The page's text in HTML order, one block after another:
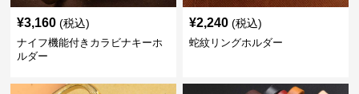
¥3,160 (税込)
ナイフ機能付きカラビナキーホ
ルダー
¥2,240 (税込)
蛇紋リングホルダー